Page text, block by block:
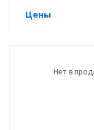
Цены
Нет в